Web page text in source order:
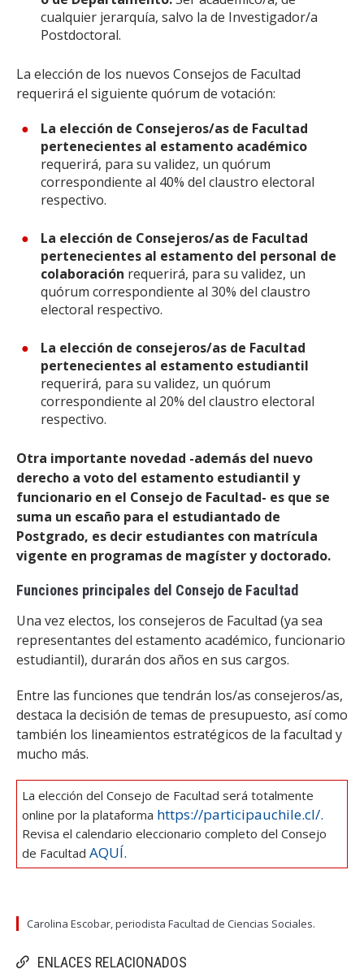
ENLACES RELACIONADOS
cualquier jerarquía, salvo la de Investigador/a
Postdoctoral.
La elección de los nuevos Consejos de Facultad
requerirá el siguiente quórum de votación:
La elección de Consejeros/as de Facultad
pertenecientes al estamento académico
requerirá, para su validez, un quórum
correspondiente al 40% del claustro electoral
respectivo.
La elección de Consejeros/as de Facultad
pertenecientes al estamento del personal de
colaboración requerirá, para su validez, un
quórum correspondiente al 30% del claustro
electoral respectivo.
La elección de consejeros/as de Facultad
pertenecientes al estamento estudiantil
requerirá, para su validez, un quórum
correspondiente al 20% del claustro electoral
respectivo.
Otra importante novedad -además del nuevo
derecho a voto del estamento estudiantil y
funcionario en el Consejo de Facultad- es que se
suma un escaño para el estudiantado de
Postgrado, es decir estudiantes con matrícula
vigente en programas de magíster y doctorado.
Funciones principales del Consejo de Facultad
Una vez electos, los consejeros de Facultad (ya sea
representantes del estamento académico, funcionario
estudiantil), durarán dos años en sus cargos.
Entre las funciones que tendrán los/as consejeros/as,
destaca la decisión de temas de presupuesto, así como
también los lineamientos estratégicos de la facultad y
mucho más.
La elección del Consejo de Facultad será totalmente
online por la plataforma https://participauchile.cl/.
Revisa el calendario eleccionario completo del Consejo
de Facultad AQUÍ.
Carolina Escobar, periodista Facultad de Ciencias Sociales.